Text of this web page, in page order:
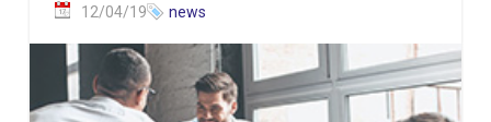
12/04/19 news